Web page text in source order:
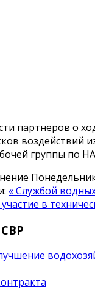
партнеров о
воздействий
группы по
« Службой
в